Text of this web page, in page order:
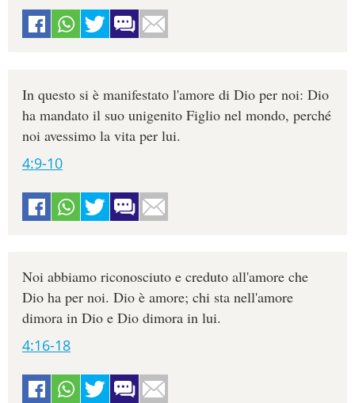
In questo si è manifestato l'amore di Dio per noi: Dio
ha mandato il suo unigenito Figlio nel mondo, perché
noi avessimo la vita per lui.
4:9-10
Noi abbiamo riconosciuto e creduto all'amore che
Dio ha per noi. Dio è amore; chi sta nell'amore
dimora in Dio e Dio dimora in lui.
4:16-18